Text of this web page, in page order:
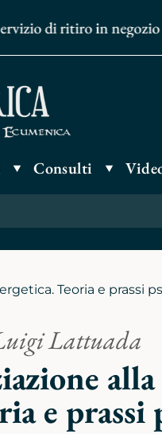
di ritiro in negozio
Consulti
Teoria e prassi
Lattuada
e prassi